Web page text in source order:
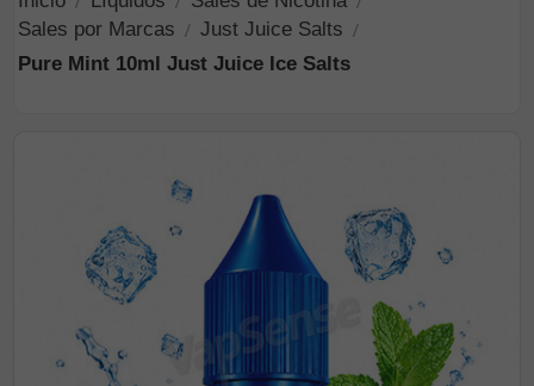
Sales por Marcas
Just Juice Salts
Pure Mint 10ml Just Juice Ice Salts